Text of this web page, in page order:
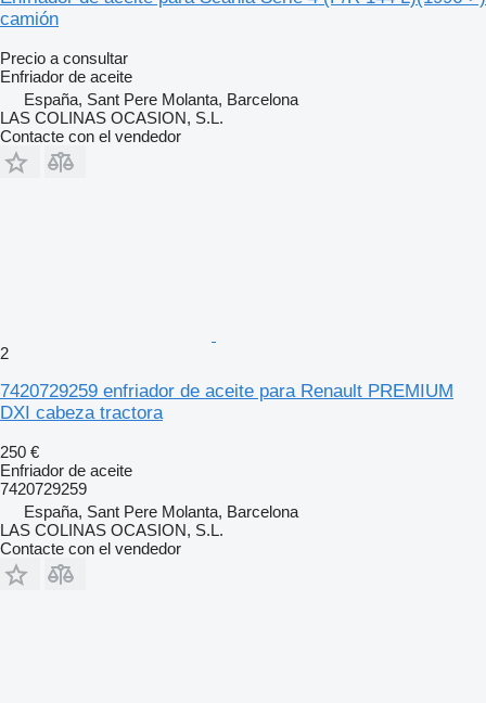
camión
Precio a consultar
Enfriador de aceite
España, Sant Pere Molanta, Barcelona
LAS COLINAS OCASION, S.L.
Contacte con el vendedor
2
7420729259 enfriador de aceite para Renault PREMIUM
DXI cabeza tractora
250 €
Enfriador de aceite
7420729259
España, Sant Pere Molanta, Barcelona
LAS COLINAS OCASION, S.L.
Contacte con el vendedor